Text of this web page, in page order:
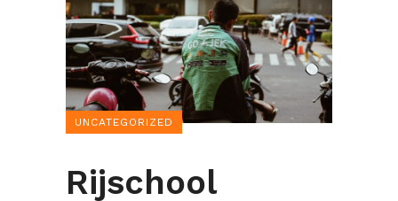
UNCATEGORIZED
Rijschool